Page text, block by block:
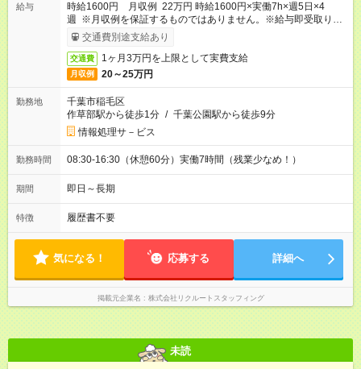
給与
時給1600円 月収例 22万円 時給1600円×実働7h×週5日×4
週 ※月収例を保証するものではありません。※給与即受取りサ
ービス利用可（利用条件有）
交通費別途支給あり
交通費 1ヶ月3万円を上限として実費支給
月収例 20～25万円
勤務地
千葉市稲毛区
作草部駅から徒歩1分 / 千葉公園駅から徒歩9分
情報処理サ－ビス
勤務時間 08:30-16:30（休憩60分）実働7時間（残業少なめ！）
期間 即日～長期
特徴 履歴書不要
気になる！ 応募する 詳細へ
掲載元企業名 株式会社リクルートスタッフィング
未読